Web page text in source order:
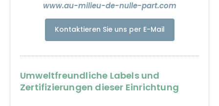
www.au-milieu-de-nulle-part.com
Kontaktieren Sie uns per E-Mail
Umweltfreundliche Labels und
Zertifizierungen dieser Einrichtung